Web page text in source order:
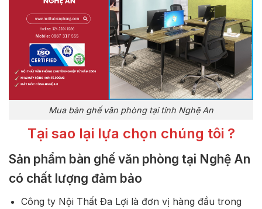
Mua bàn ghế văn phòng tại tỉnh Nghệ An
Tại sao lại lựa chọn chúng tôi ?
Sản phẩm bàn ghế văn phòng tại Nghệ An
có chất lượng đảm bảo
Công ty Nội Thất Đa Lợi là đơn vị hàng đầu trong